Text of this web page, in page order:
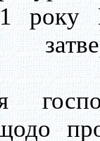
року